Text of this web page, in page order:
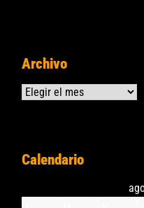
Archivo
Archivos
Calendario